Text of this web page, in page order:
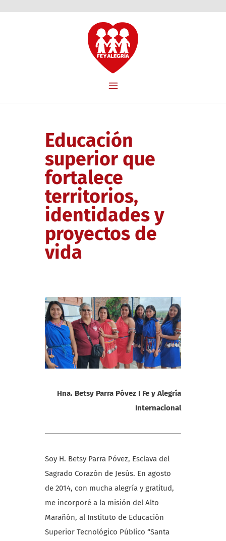
Educación
superior que
fortalece
territorios,
identidades y
proyectos de
vida
Hna. Betsy Parra Póvez I Fe y Alegría
Internacional
Soy H. Betsy Parra Póvez, Esclava del
Sagrado Corazón de Jesús. En agosto
de 2014, con mucha alegría y gratitud,
me incorporé a la misión del Alto
Marañón, al Instituto de Educación
Superior Tecnológico Público “Santa